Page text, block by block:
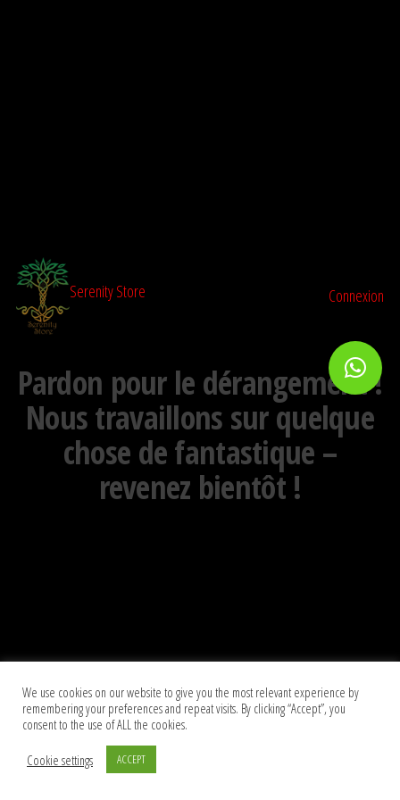
Serenity Store Connexion
Pardon pour le dérangement !
Nous travaillons sur quelque
chose de fantastique –
revenez bientôt !
We use cookies on our website to give you the most relevant experience by
remembering your preferences and repeat visits. By clicking “Accept”, you
consent to the use of ALL the cookies.
Cookie settings
ACCEPT